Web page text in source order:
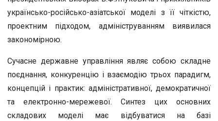
українсько-російсько-азіатської моделі з її чіткістю,
проектним підходом, адмініструванням виявилася
закономірною.
Сучасне державне управління являє собою складне
поєднання, конкуренцію і взаємодію трьох парадигм,
концепцій і практик: адміністративної, демократичної
та електронно-мережевої. Синтез цих основних
складових моделі має відбуватися на базі